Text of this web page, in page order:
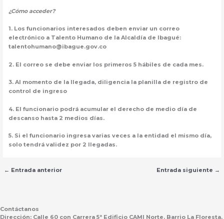
¿Cómo acceder?
1. Los funcionarios interesados deben enviar un correo
electrónico a Talento Humano de la Alcaldía de Ibagué:
talentohumano@ibague.gov.co
2. El correo se debe enviar los primeros 5 hábiles de cada mes.
3. Al momento de la llegada, diligencia la planilla de registro de
control de ingreso
4. El funcionario podrá acumular el derecho de medio día de
descanso hasta 2 medios días.
5. Si el funcionario ingresa varias veces a la entidad el mismo día,
solo tendrá validez por 2 llegadas.
← Entrada anterior Entrada siguiente →
Contáctanos
Dirección: Calle 60 con Carrera 5ª Edificio CAMI Norte. Barrio La Floresta.